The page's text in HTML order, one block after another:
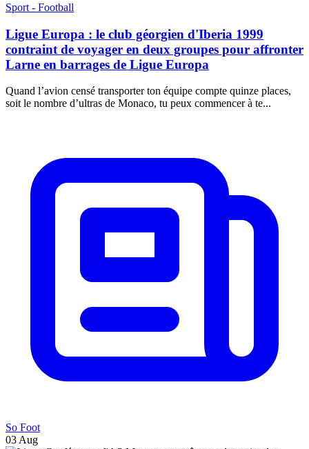
Sport - Football
Ligue Europa : le club géorgien d'Iberia 1999
contraint de voyager en deux groupes pour affronter
Larne en barrages de Ligue Europa
Quand l’avion censé transporter ton équipe compte quinze places,
soit le nombre d’ultras de Monaco, tu peux commencer à te...
So Foot
03 Aug